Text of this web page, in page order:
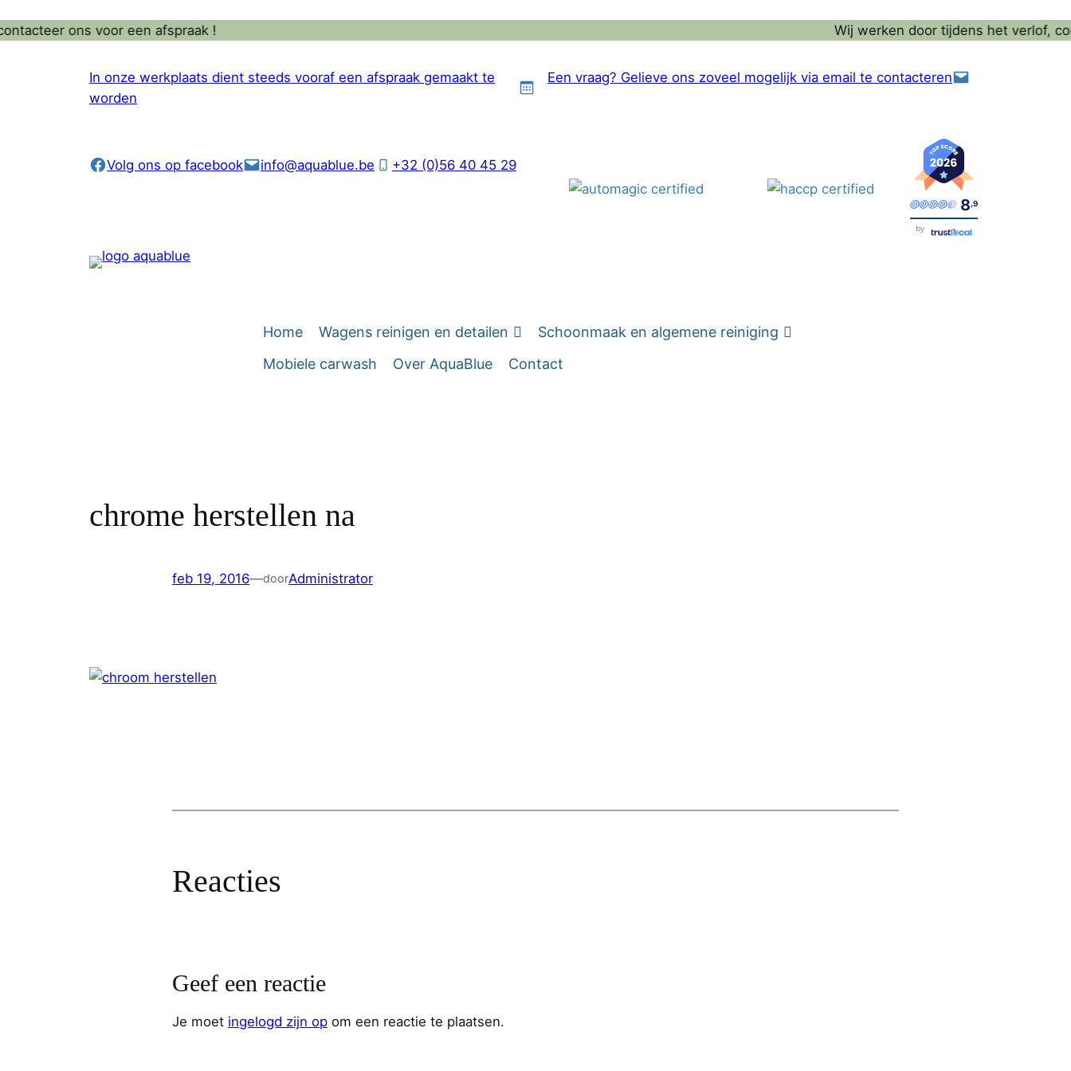
Ga
naarons voor een afspraak ! Wij werken door tijdens het verlof,
In onze werkplaats dient steeds vooraf een afspraak gemaakt te
worden
Een vraag? Gelieve ons zoveel mogelijk via email te contacteren
Volg ons op facebook info@aquablue.be +32 (0)56 40 45 29
8,9
by
Home Wagens reinigen en detailen
Schoonmaak en algemene reiniging
Mobiele carwash
Over AquaBlue Contact
chrome herstellen na
feb 19, 2016—doorAdministrator
Reacties
Geef een reactie
Je moet ingelogd zijn op om een reactie te plaatsen.